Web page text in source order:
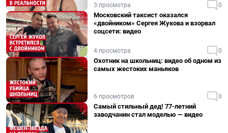
3 просмотра 0
Московский таксист оказался
«двойником» Сергея Жукова и взорвал
соцсети: видео
4 просмотра 0
Охотник на школьниц: видео об одном из
самых жестоких маньяков
6 просмотров 0
Самый стильный дед! 77-летний
заводчанин стал моделью — видео